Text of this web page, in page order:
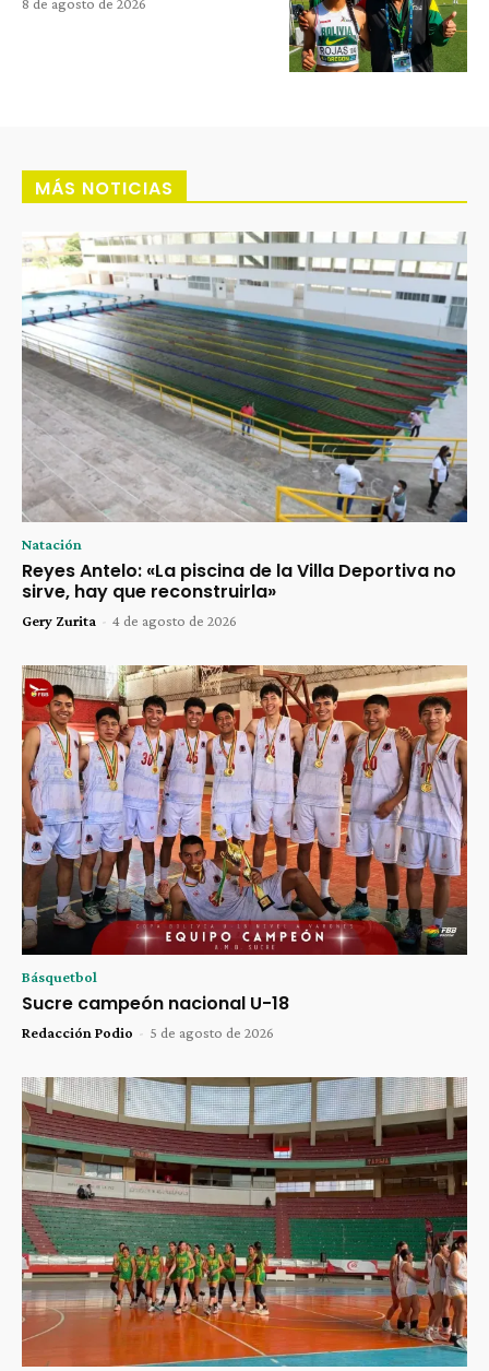
MÁS NOTICIAS
Natación
Reyes Antelo: «La piscina de la Villa Deportiva no
sirve, hay que reconstruirla»
Gery Zurita - 4 de agosto de 2026
Básquetbol
Sucre campeón nacional U-18
Redacción Podio - 5 de agosto de 2026